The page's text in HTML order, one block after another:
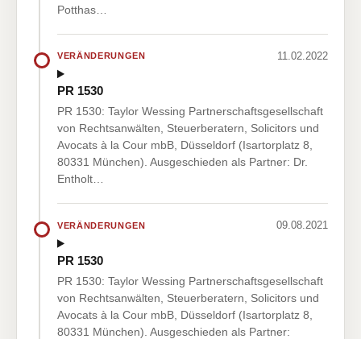
Potthas…
VERÄNDERUNGEN 11.02.2022
PR 1530
PR 1530: Taylor Wessing Partnerschaftsgesellschaft
von Rechtsanwälten, Steuerberatern, Solicitors und
Avocats à la Cour mbB, Düsseldorf (Isartorplatz 8,
80331 München). Ausgeschieden als Partner: Dr.
Entholt…
VERÄNDERUNGEN 09.08.2021
PR 1530
PR 1530: Taylor Wessing Partnerschaftsgesellschaft
von Rechtsanwälten, Steuerberatern, Solicitors und
Avocats à la Cour mbB, Düsseldorf (Isartorplatz 8,
80331 München). Ausgeschieden als Partner: